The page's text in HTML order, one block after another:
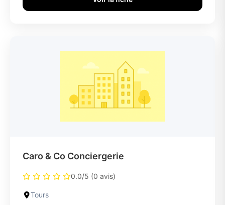
Caro & Co Conciergerie
0.0/5 (0 avis)
Tours